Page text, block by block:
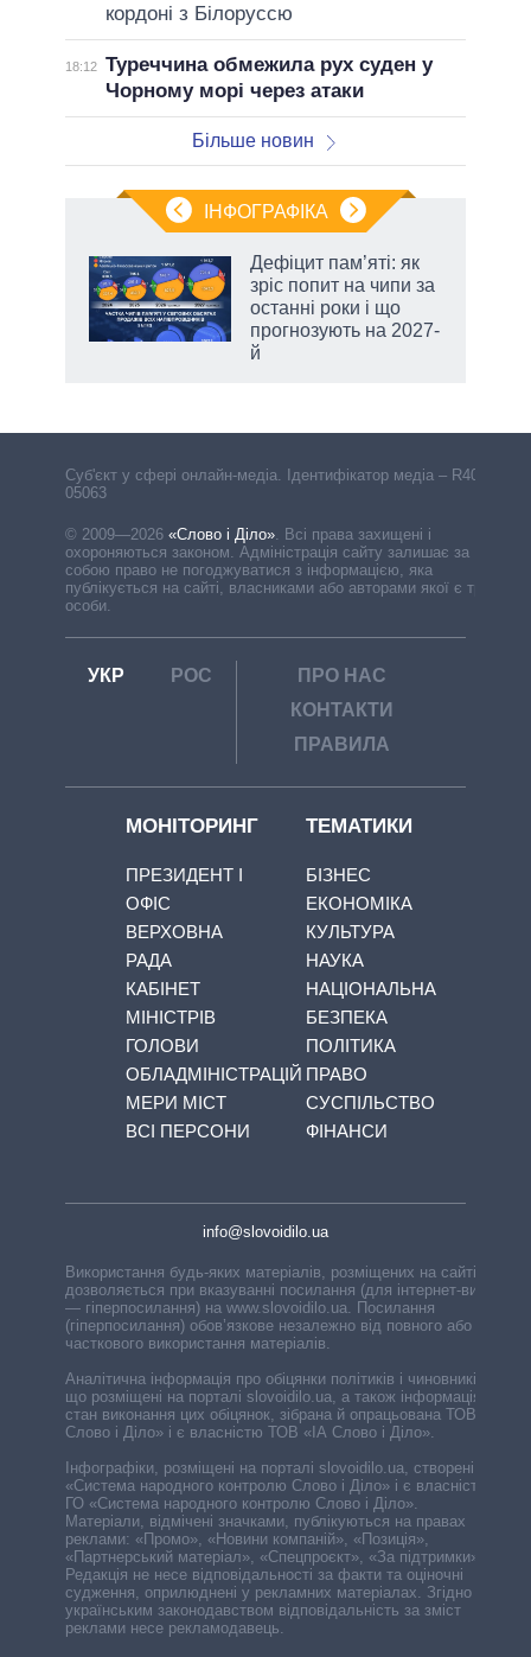
кордоні з Білоруссю
18:12 Туреччина обмежила рух суден у
Чорному морі через атаки
Більше новин
ІНФОГРАФІКА
Дефіцит пам’яті: як
зріс попит на чипи за
останні роки і що
прогнозують на 2027-
й
Cуб'єкт у сфері онлайн-медіа. Ідентифікатор медіа – R40-
05063
© 2009—2026 «Слово і Діло» Всі права захищені і
охороняються законом. Адміністрація сайту залишає за
собою право не погоджуватися з інформацією, яка
публікується на сайті, власниками або авторами якої є треті
особи.
УКР РОС
ПРО НАС
КОНТАКТИ
ПРАВИЛА
МОНІТОРИНГ
ПРЕЗИДЕНТ І
ОФІС
ВЕРХОВНА
РАДА
КАБІНЕТ
МІНІСТРІВ
ГОЛОВИ
ОБЛАДМІНІСТРАЦІЙ
МЕРИ МІСТ
ВСІ ПЕРСОНИ
ТЕМАТИКИ
БІЗНЕС
ЕКОНОМІКА
КУЛЬТУРА
НАУКА
НАЦІОНАЛЬНА
БЕЗПЕКА
ПОЛІТИКА
ПРАВО
СУСПІЛЬСТВО
ФІНАНСИ
info@slovoidilo.ua
Використання будь-яких матеріалів, розміщених на сайті,
дозволяється при вказуванні посилання (для інтернет-видань
— гіперпосилання) на www.slovoidilo.ua. Посилання
(гіперпосилання) обов’язкове незалежно від повного або
часткового використання матеріалів.
Аналітична інформація про обіцянки політиків і чиновників,
що розміщені на порталі slovoidilo.ua, а також інформація про
стан виконання цих обіцянок, зібрана й опрацьована ТОВ «ІА
Слово і Діло» і є власністю ТОВ «ІА Слово і Діло».
Інфографіки, розміщені на порталі slovoidilo.ua, створені ГО
«Система народного контролю Слово і Діло» і є власністю
ГО «Система народного контролю Слово і Діло».
Матеріали, відмічені значками, публікуються на правах
реклами: «Промо», «Новини компаній», «Позиція»,
«Партнерський матеріал», «Спецпроєкт», «За підтримки».
Редакція не несе відповідальності за факти та оціночні
судження, оприлюднені у рекламних матеріалах. Згідно з
українським законодавством відповідальність за зміст
реклами несе рекламодавець.